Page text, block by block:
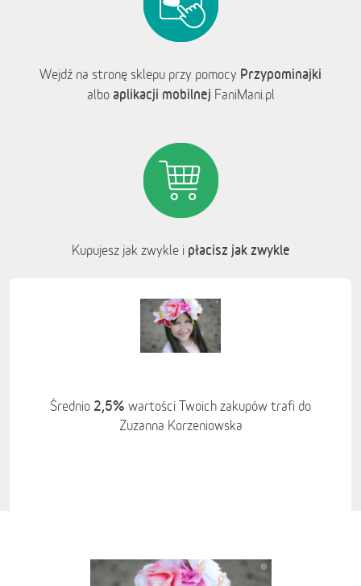
Wejdź na stronę sklepu przy pomocy Przypominajki
albo aplikacji mobilnej FaniMani.pl
Kupujesz jak zwykle i płacisz jak zwykle
Średnio 2,5% wartości Twoich zakupów trafi do
Zuzanna Korzeniowska